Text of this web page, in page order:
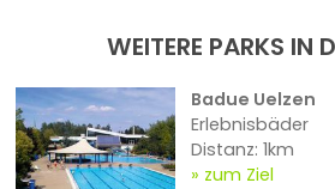
WEITERE PARKS IN
Badue Uelzen
Erlebnisbäder
Distanz: 1km
zum Ziel